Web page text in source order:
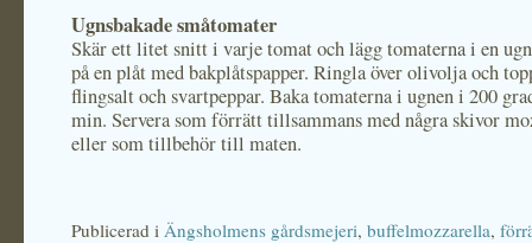
Ugnsbakade småtomater
Skär ett litet snitt i varje tomat och lägg tomaterna i en
på en plåt med bakplåtspapper. Ringla över olivolja och
flingsalt och svartpeppar. Baka tomaterna i ugnen i 200
min. Servera som förrätt tillsammans med några skivor
eller som tillbehör till maten.
Publicerad i Ängsholmens gårdsmejeri, buffelmozzarella,